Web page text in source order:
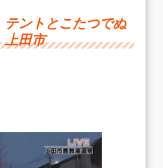
ントとこたつでぬ
田市